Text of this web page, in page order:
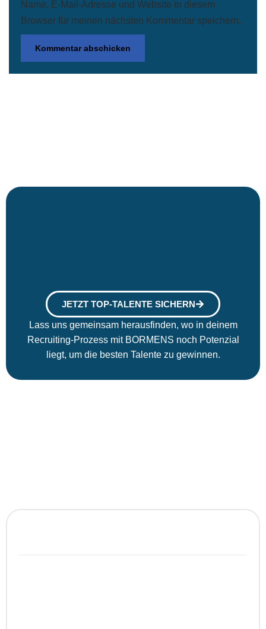
Name, E-Mail-Adresse und Website in diesem
Browser für meinen nächsten Kommentar speichern.
JETZT TOP-TALENTE SICHERN
Lass uns gemeinsam herausfinden, wo in deinem
Recruiting-Prozess mit BORMENS noch Potenzial
liegt, um die besten Talente zu gewinnen.